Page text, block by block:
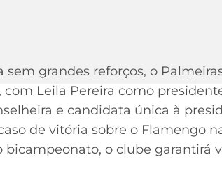
grandes reforços, o
Leila Pereira como
e candidata única à
de vitória sobre o Flamengo
bicampeonato, o clube garantirá